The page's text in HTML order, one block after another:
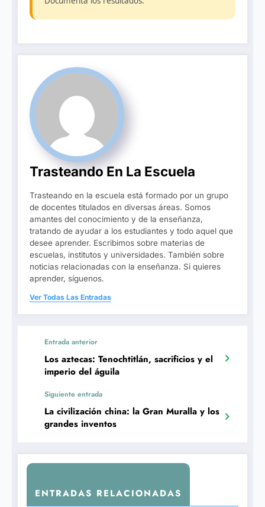
Trasteando En La Escuela
Trasteando en la escuela está formado por un grupo
de docentes titulados en diversas áreas. Somos
amantes del conocimiento y de la enseñanza,
tratando de ayudar a los estudiantes y todo aquel que
desee aprender. Escribimos sobre materias de
escuelas, institutos y universidades. También sobre
noticias relacionadas con la enseñanza. Si quieres
aprender, síguenos.
Ver Todas Las Entradas
Entrada anterior
Los aztecas: Tenochtitlán, sacrificios y el
imperio del águila
Siguiente entrada
La civilización china: la Gran Muralla y los
grandes inventos
ENTRADAS RELACIONADAS